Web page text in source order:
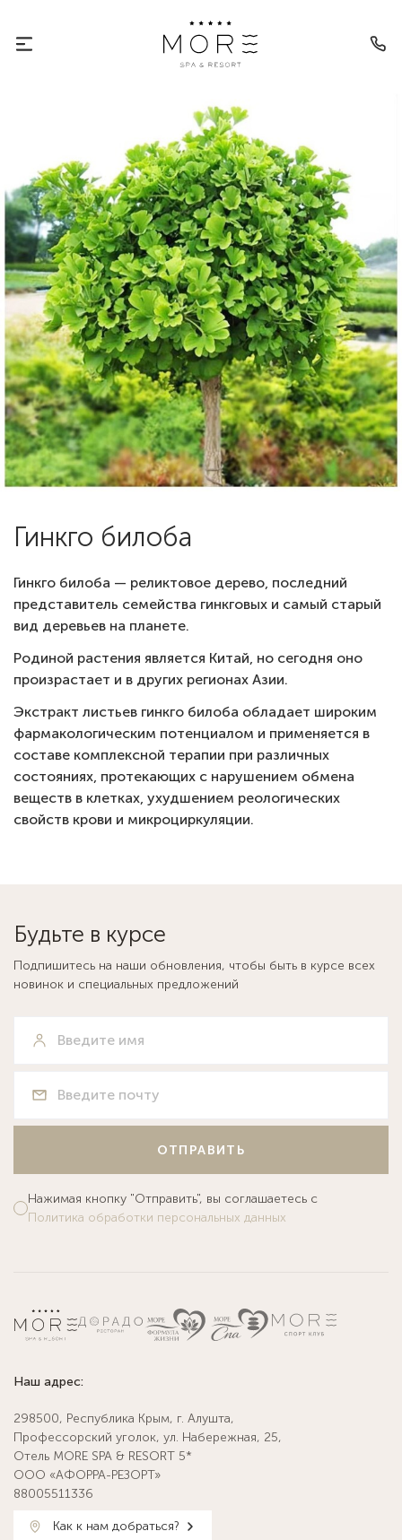
Гинкго билоба
Гинкго билоба — реликтовое дерево, последний
представитель семейства гинкговых и самый старый
вид деревьев на планете.
Родиной растения является Китай, но сегодня оно
произрастает и в других регионах Азии.
Экстракт листьев гинкго билоба обладает широким
фармакологическим потенциалом и применяется в
составе комплексной терапии при различных
состояниях, протекающих с нарушением обмена
веществ в клетках, ухудшением реологических
свойств крови и микроциркуляции.
Будьте в курсе
Подпишитесь на наши обновления, чтобы быть в курсе всех
новинок и специальных предложений
ОТПРАВИТЬ
Нажимая кнопку "Отправить", вы соглашаетесь с
Политика обработки персональных данных
Наш адрес:
298500, Республика Крым, г. Алушта,
Профессорский уголок, ул. Набережная, 25,
Отель MORE SPA & RESORT 5*
ООО «АФОРРА-РЕЗОРТ»
88005511336
Как к нам добраться?